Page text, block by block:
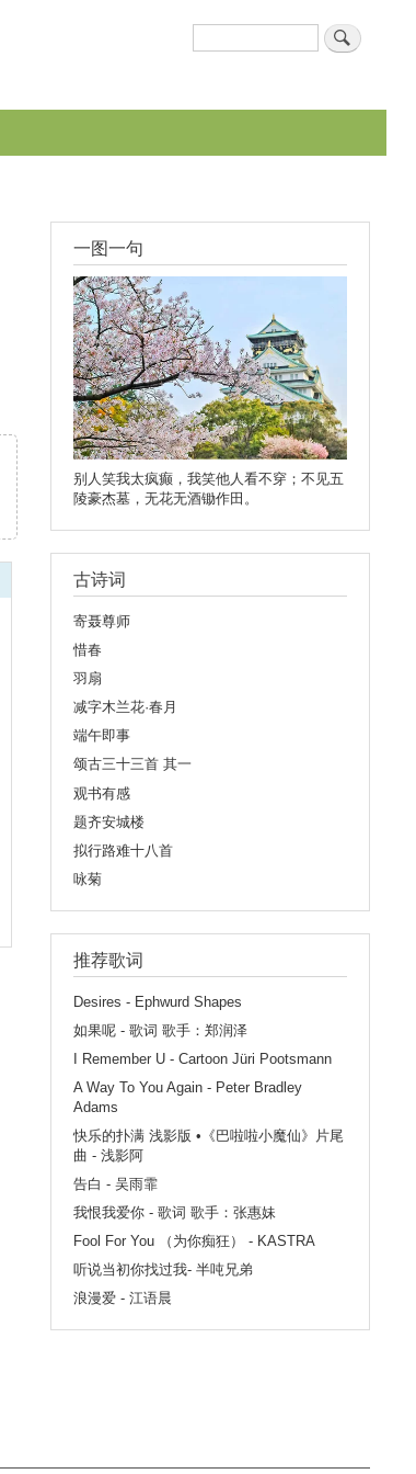
搜索表单
搜
索
一图一句
别人笑我太疯癫，我笑他人看不穿；不见五
陵豪杰墓，无花无酒锄作田。
古诗词
寄聂尊师
惜春
羽扇
减字木兰花·春月
端午即事
颂古三十三首 其一
观书有感
题齐安城楼
拟行路难十八首
咏菊
推荐歌词
Desires - Ephwurd Shapes
如果呢 - 歌词 歌手：郑润泽
I Remember U - Cartoon Jüri Pootsmann
A Way To You Again - Peter Bradley
Adams
快乐的扑满 浅影版 •《巴啦啦小魔仙》片尾
曲 - 浅影阿
告白 - 吴雨霏
我恨我爱你 - 歌词 歌手：张惠妹
Fool For You （为你痴狂） - KASTRA
听说当初你找过我- 半吨兄弟
浪漫爱 - 江语晨